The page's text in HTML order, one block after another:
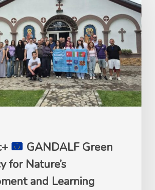
GANDALF Green
for Nature’s
and Learning